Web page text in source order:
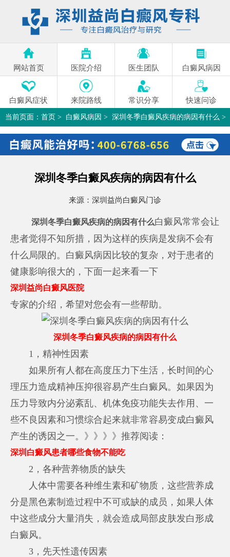
网站首页 医院介绍 医生团队 白癜风病因
白癜风症状 来院路线 常识分享 快速问诊
当前页面： 首页 > 白癜风病因 > 深圳冬季白癜风疾病的病因有什么 >
深圳冬季白癜风疾病的病因有什么
来源： 深圳益尚白癜风门诊
深圳冬季白癜风疾病的病因有什么白癜风常常会让
患者觉得不知所措，因为这样的疾病是发病不会有
什么局限的。白癜风病因比较的复杂，对于患者的
健康影响很大的，下面一起来看一下
深圳益尚白癜风医院
专家的介绍，希望对您会有一些帮助。
深圳冬季白癜风疾病的病因有什么
1，精神性因素
如果所有人都在高度压力下生活，长时间的心
理压力造成精神压抑很容易产生白癜风。如果因为
压力导致内分泌紊乱、机体免疫功能失去作用、一
些不良因素和习惯综合起来就非常容易变成白癜风
产生的诱因之一。》》》》推荐阅读：
深圳白癜风患者哪些食物不能吃
2，各种营养物质的缺失
人体中需要各种维生素和矿物质，这些营养成
分是黑色素制造过程中不可或缺的成员，如果人体
中这些成分大量消失，就会造成局部皮肤发白形成
白癜风。
3，先天性遗传因素